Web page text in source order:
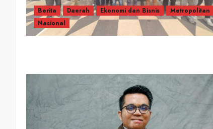
Berita Daerah Ekonomi dan Bisnis
Metropolitan
Nasional